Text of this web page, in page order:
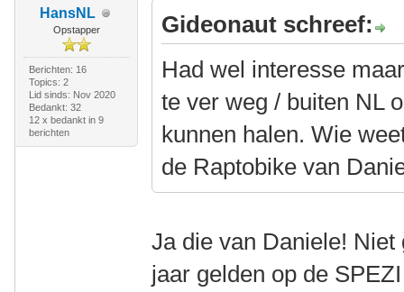
HansNL
Opstapper
Berichten: 16
Topics: 2
Lid sinds: Nov 2020
Bedankt: 32
12 x bedankt in 9
berichten
Gideonaut schreef:
Had wel interesse
te ver weg / buiten NL
kunnen halen. Wie
de Raptobike van
Ja die van Daniele!
jaar gelden op de